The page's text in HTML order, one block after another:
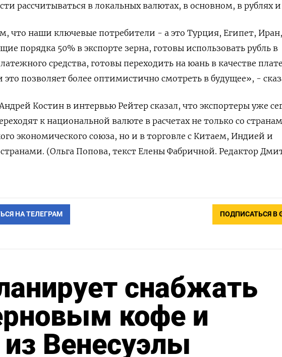
рассчитываться в локальных валютах, в основном, в рублях
что наши ключевые потребители - а это Турция, Египет, Иран,
порядка 50% в экспорте зерна, готовы использовать рубль в
средства, готовы переходить на юань в качестве
это позволяет более оптимистично смотреть в будущее», -
Костин в интервью Рейтер сказал, что экспортеры уже
к национальной валюте в расчетах не только со
экономического союза, но и в торговле с Китаем, Индией и
(Ольга Попова, текст Елены Фабричной. Редактор
НА ТЕЛЕГРАМ ПОДПИСАТЬСЯ В
снабжать
кофе и
Венесуэлы